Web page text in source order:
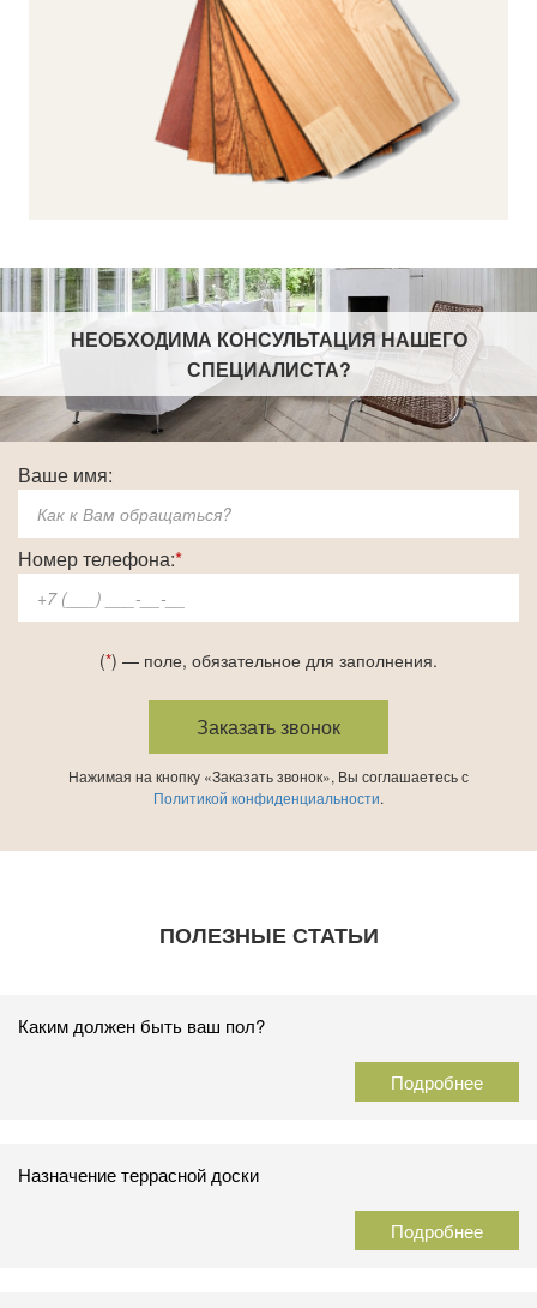
НЕОБХОДИМА КОНСУЛЬТАЦИЯ НАШЕГО
СПЕЦИАЛИСТА?
Ваше имя:
Номер телефона:*
(*) — поле, обязательное для заполнения.
Нажимая на кнопку «Заказать звонок», Вы соглашаетесь с
Политикой конфиденциальности.
ПОЛЕЗНЫЕ СТАТЬИ
Каким должен быть ваш пол?
Подробнее
Назначение террасной доски
Подробнее